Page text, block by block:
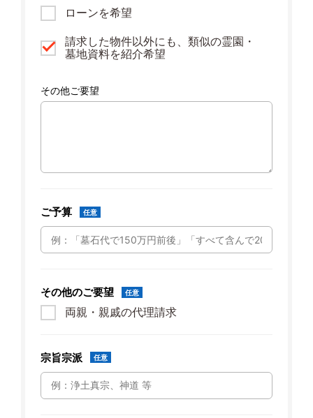
ローンを希望
請求した物件以外にも、類似の霊園・
墓地資料を紹介希望
その他ご要望
ご予算 任意
その他のご要望 任意
両親・親戚の代理請求
宗旨宗派 任意